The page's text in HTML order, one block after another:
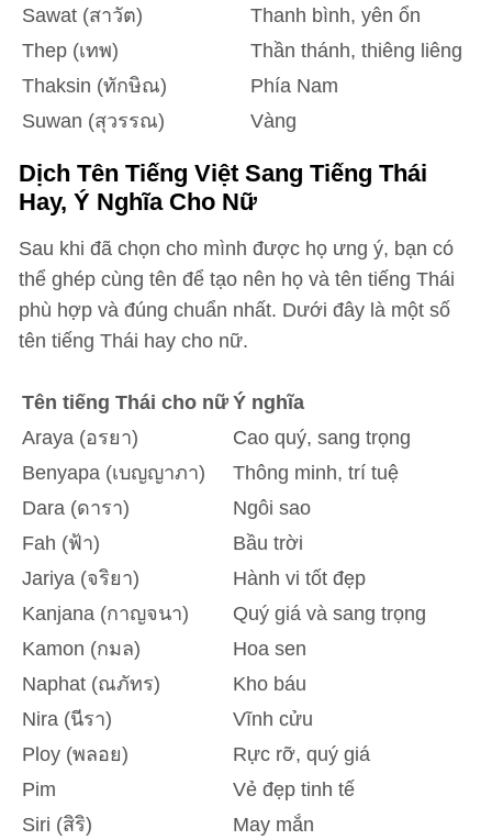
Sawat (สาวัต)
Thanh bình, yên ổn
Thep (เทพ)
Thần thánh, thiêng liêng
Thaksin (ทักษิณ)
Phía Nam
Suwan (สุวรรณ)
Vàng
Dịch Tên Tiếng Việt Sang Tiếng Thái
Hay, Ý Nghĩa Cho Nữ
Sau khi đã chọn cho mình được họ ưng ý, bạn có
thể ghép cùng tên để tạo nên họ và tên tiếng Thái
phù hợp và đúng chuẩn nhất. Dưới đây là một số
tên tiếng Thái hay cho nữ.
Tên tiếng Thái cho nữ Ý nghĩa
Araya (อรยา)
Cao quý, sang trọng
Benyapa (เบญญาภา)
Thông minh, trí tuệ
Dara (ดารา)
Ngôi sao
Fah (ฟ้า)
Bầu trời
Jariya (จริยา)
Hành vi tốt đẹp
Kanjana (กาญจนา)
Quý giá và sang trọng
Kamon (กมล)
Hoa sen
Naphat (ณภัทร)
Kho báu
Nira (นีรา)
Vĩnh cửu
Ploy (พลอย)
Rực rỡ, quý giá
Pim
Vẻ đẹp tinh tế
Siri (สิริ)
May mắn